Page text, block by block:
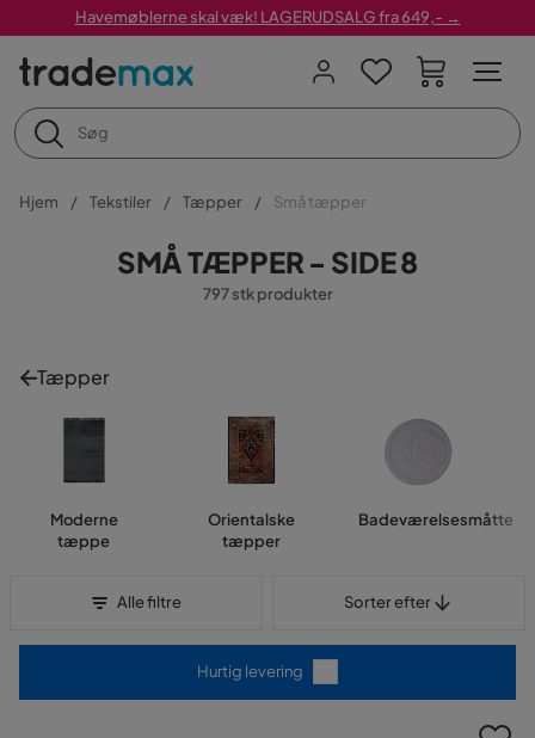
Havemøblerne skal væk! LAGERUDSALG fra 649,- →
Hjem Tekstiler Tæpper Små tæpper
SMÅ TÆPPER - SIDE 8
797 stk produkter
Tæpper
Moderne
tæppe
Orientalske
tæpper
Badeværelsesmåtte
Alle filtre Sorter efter
Hurtig levering